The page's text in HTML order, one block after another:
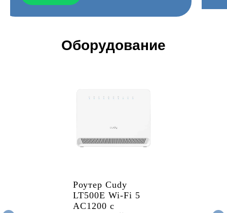
Оборудование
Роутер Cudy
LT500E Wi-Fi 5
AC1200 с